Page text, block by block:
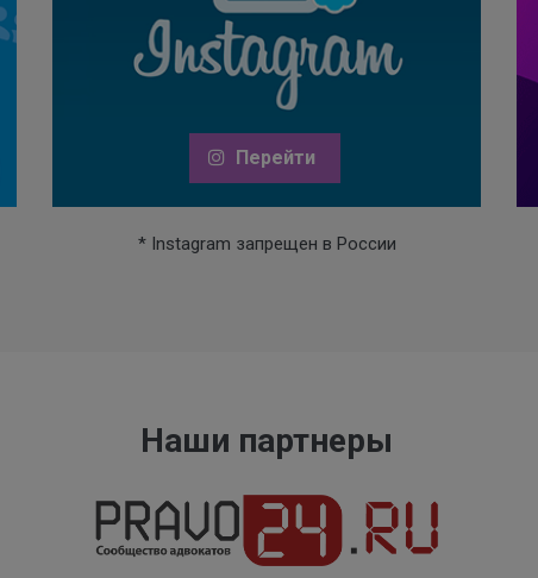
Перейти
* Instagram запрещен в России
Наши партнеры